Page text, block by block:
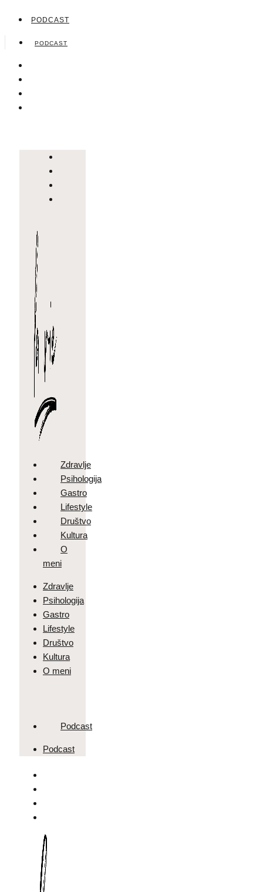
PODCAST
PODCAST
Zdravlje
Psihologija
Gastro
Lifestyle
Društvo
Kultura
O
meni
Zdravlje
Psihologija
Gastro
Lifestyle
Društvo
Kultura
O meni
Podcast
Podcast